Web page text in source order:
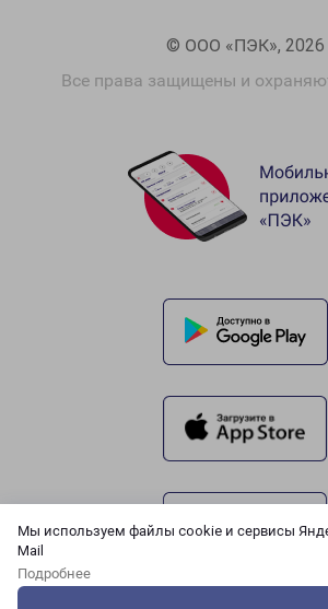
Мы используем файлы cookie и сервисы
Mail
Подробнее
© ООО «ПЭК», 2026
Все права защищены и